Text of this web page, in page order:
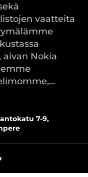
vaatteita
aivan Nokia
7-9,